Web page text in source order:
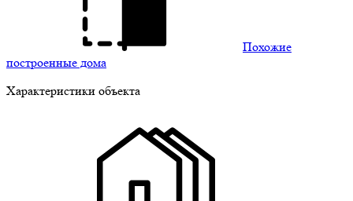
Похожие
построенные дома
Характеристики объекта